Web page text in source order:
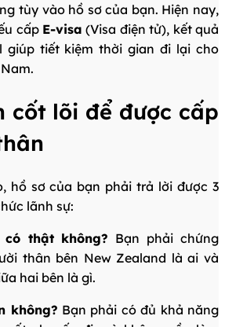
tùy vào hồ sơ của bạn. Hiện nay,
cấp E-visa (Visa điện tử), kết quả
giúp tiết kiệm thời gian đi lại cho
cốt lõi để được cấp
hồ sơ của bạn phải trả lời được 3
lãnh sự:
thật không? Bạn phải chứng
thân bên New Zealand là ai và
hai bên là gì.
không? Bạn phải có đủ khả năng